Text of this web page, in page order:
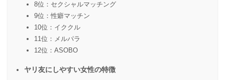
8位：セクシャルマッチング
9位：性癖マッチン
10位：イククル
11位：メルパラ
12位：ASOBO
ヤリ友にしやすい女性の特徴